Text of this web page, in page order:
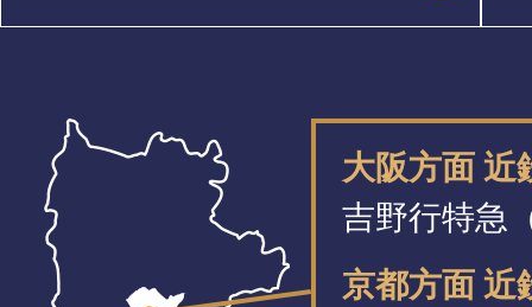
大阪方面
吉野行特急
京都方面 近